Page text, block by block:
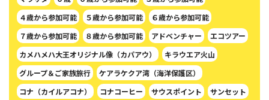
４歳から参加可能
５歳から参加可能
６歳から参加可能
７歳から参加可能
８歳から参加可能 アドベンチャー
エコツアー
カメハメハ大王オリジナル像（カパアウ）
キラウエア火山
グループ＆ご家族旅行
ケアラケクア湾（海洋保護区）
コナ（カイルアコナ）
コナコーヒー サウスポイント
サンセット